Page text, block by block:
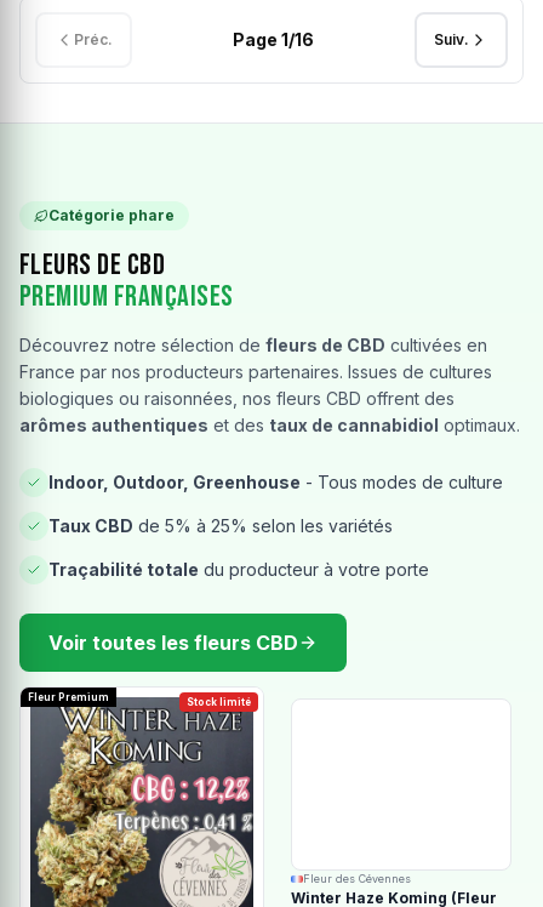
Préc. Page 1/16 Suiv.
Catégorie phare
Fleurs de CBD
Premium Françaises
Découvrez notre sélection de fleurs de CBD cultivées en
France par nos producteurs partenaires. Issues de cultures
biologiques ou raisonnées, nos fleurs CBD offrent des
arômes authentiques et des taux de cannabidiol optimaux.
Indoor, Outdoor, Greenhouse - Tous modes de culture
Taux CBD de 5% à 25% selon les variétés
Traçabilité totale du producteur à votre porte
Voir toutes les fleurs CBD
Stock limité
Fleur Premium
Fleur des Cévennes
Winter Haze Koming (Fleur